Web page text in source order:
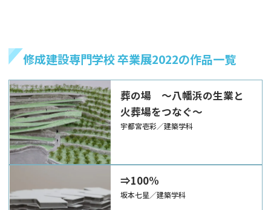
修成建設専門学校 卒業展2022の作品一覧
葬の場 ～八幡浜の生業と
火葬場をつなぐ～
宇都宮壱彩／建築学科
⇒100%
坂本七星／建築学科